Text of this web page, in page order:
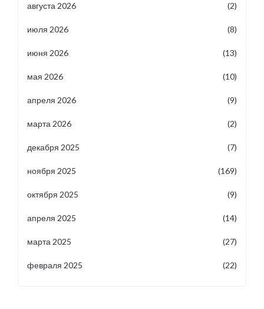
августа 2026 (2)
июля 2026 (8)
июня 2026 (13)
мая 2026 (10)
апреля 2026 (9)
марта 2026 (2)
декабря 2025 (7)
ноября 2025 (169)
октября 2025 (9)
апреля 2025 (14)
марта 2025 (27)
февраля 2025 (22)